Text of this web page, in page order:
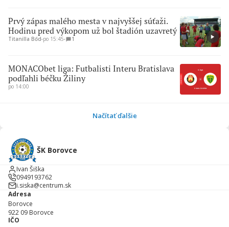
Prvý zápas malého mesta v najvyššej súťaži.
Hodinu pred výkopom už bol štadión uzavretý
Titanilla Bőd∙po 15:45∙ 1
MONACObet liga: Futbalisti Interu Bratislava
podľahli béčku Žiliny
po 14:00
Načítať ďalšie
ŠK Borovce
Ivan Šiška
0949193762
i.siska@centrum.sk
Adresa
Borovce
922 09 Borovce
IČO